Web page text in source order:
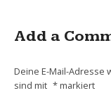
Add a
Deine E-Mail-Adresse
sind mit *markiert